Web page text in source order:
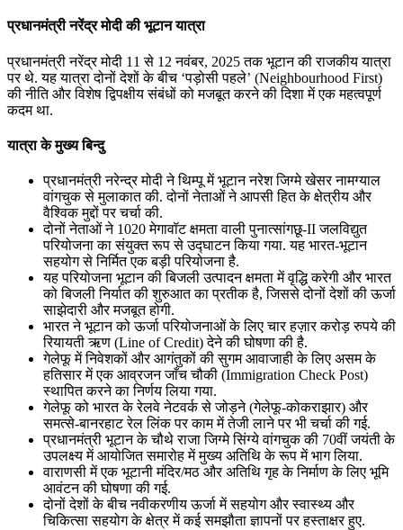
प्रधानमंत्री नरेंद्र मोदी की भूटान यात्रा
प्रधानमंत्री नरेंद्र मोदी 11 से 12 नवंबर, 2025 तक भूटान की राजकीय यात्रा
पर थे. यह यात्रा दोनों देशों के बीच ‘पड़ोसी पहले’ (Neighbourhood First)
की नीति और विशेष द्विपक्षीय संबंधों को मजबूत करने की दिशा में एक महत्वपूर्ण
कदम था.
यात्रा के मुख्य बिन्दु
प्रधानमंत्री नरेन्‍द्र मोदी ने थिम्पू में भूटान नरेश जिग्मे खेसर नामग्याल
वांगचुक से मुलाकात की. दोनों नेताओं ने आपसी हित के क्षेत्रीय और
वैश्विक मुद्दों पर चर्चा की.
दोनों नेताओं ने 1020 मेगावॉट क्षमता वाली पुनात्सांगछू-II जलविद्युत
परियोजना का संयुक्त रूप से उद्घाटन किया गया. यह भारत-भूटान
सहयोग से निर्मित एक बड़ी परियोजना है.
यह परियोजना भूटान की बिजली उत्पादन क्षमता में वृद्धि करेगी और भारत
को बिजली निर्यात की शुरुआत का प्रतीक है, जिससे दोनों देशों की ऊर्जा
साझेदारी और मजबूत होगी.
भारत ने भूटान को ऊर्जा परियोजनाओं के लिए चार हज़ार करोड़ रुपये की
रियायती ऋण (Line of Credit) देने की घोषणा की है.
गेलेफू में निवेशकों और आगंतुकों की सुगम आवाजाही के लिए असम के
हतिसार में एक आव्रजन जाँच चौकी (Immigration Check Post)
स्थापित करने का निर्णय लिया गया.
गेलेफू को भारत के रेलवे नेटवर्क से जोड़ने (गेलेफू-कोकराझार) और
समत्से-बानरहाट रेल लिंक पर काम में तेजी लाने पर भी चर्चा की गई.
प्रधानमंत्री भूटान के चौथे राजा जिग्मे सिंग्ये वांगचुक की 70वीं जयंती के
उपलक्ष्य में आयोजित समारोह में मुख्य अतिथि के रूप में भाग लिया.
वाराणसी में एक भूटानी मंदिर/मठ और अतिथि गृह के निर्माण के लिए भूमि
आवंटन की घोषणा की गई.
दोनों देशों के बीच नवीकरणीय ऊर्जा में सहयोग और स्वास्थ्य और
चिकित्सा सहयोग के क्षेत्र में कई समझौता ज्ञापनों पर हस्ताक्षर हुए.